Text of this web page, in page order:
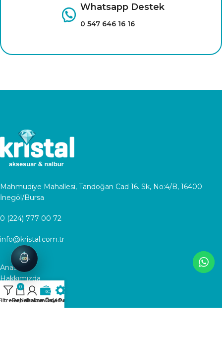
Whatsapp Destek
0 547 646 16 16
Mahmudiye Mahallesi, Tandoğan Cad 16. Sk, No:4/B, 16400
İnegöl/Bursa
0 (224) 777 00 72
info@kristal.com.tr
Anasayfa
Hakkımızda
Mağaza
Blog
0
SepetHesabım
Online Ödeme
Bayi Paneli